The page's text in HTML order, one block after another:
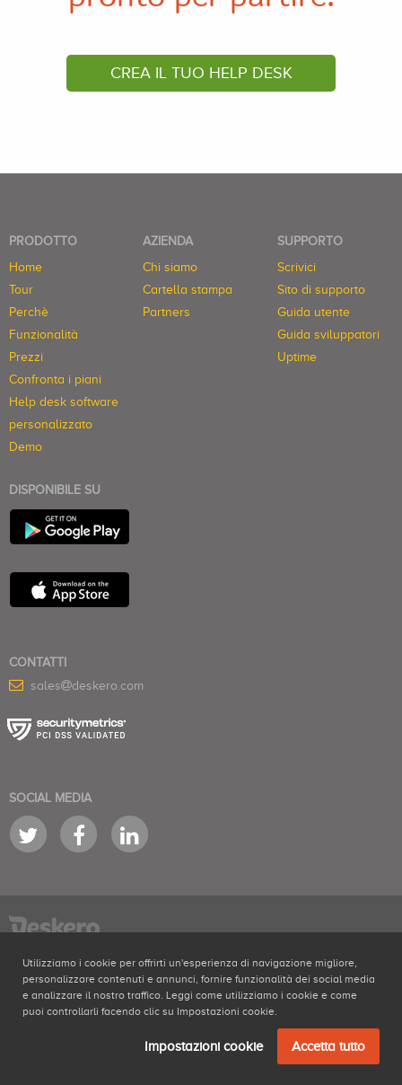
CREA IL TUO HELP DESK
PRODOTTO
Home
Tour
Perchè
Funzionalità
Prezzi
Confronta i piani
Help desk software
personalizzato
Demo
AZIENDA
Chi siamo
Cartella stampa
Partners
SUPPORTO
Scrivici
Sito di supporto
Guida utente
Guida sviluppatori
Uptime
DISPONIBILE SU
CONTATTI
sales
deskero.com
SOCIAL MEDIA
è un prodotto di NABRA LTD Second Floor, 150-151 Fleet Street, London,
EC4A 2DQ #06240597 - VAT 161012269
Software servizio clienti e gestione ticket |Gestione social network|
Software assistenza tecnica
Utilizziamo i cookie per offrirti un'esperienza di navigazione migliore,
personalizzare contenuti e annunci, fornire funzionalità dei social media
e analizzare il nostro traffico. Leggi come utilizziamo i cookie e come
puoi controllarli facendo clic su Impostazioni cookie.
Impostazioni cookie Accetta tutto